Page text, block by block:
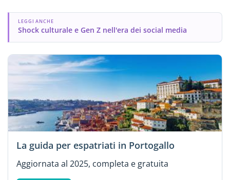
LEGGI ANCHE
Shock culturale e Gen Z nell'era dei social media
La guida per espatriati in Portogallo
Aggiornata al 2025, completa e gratuita